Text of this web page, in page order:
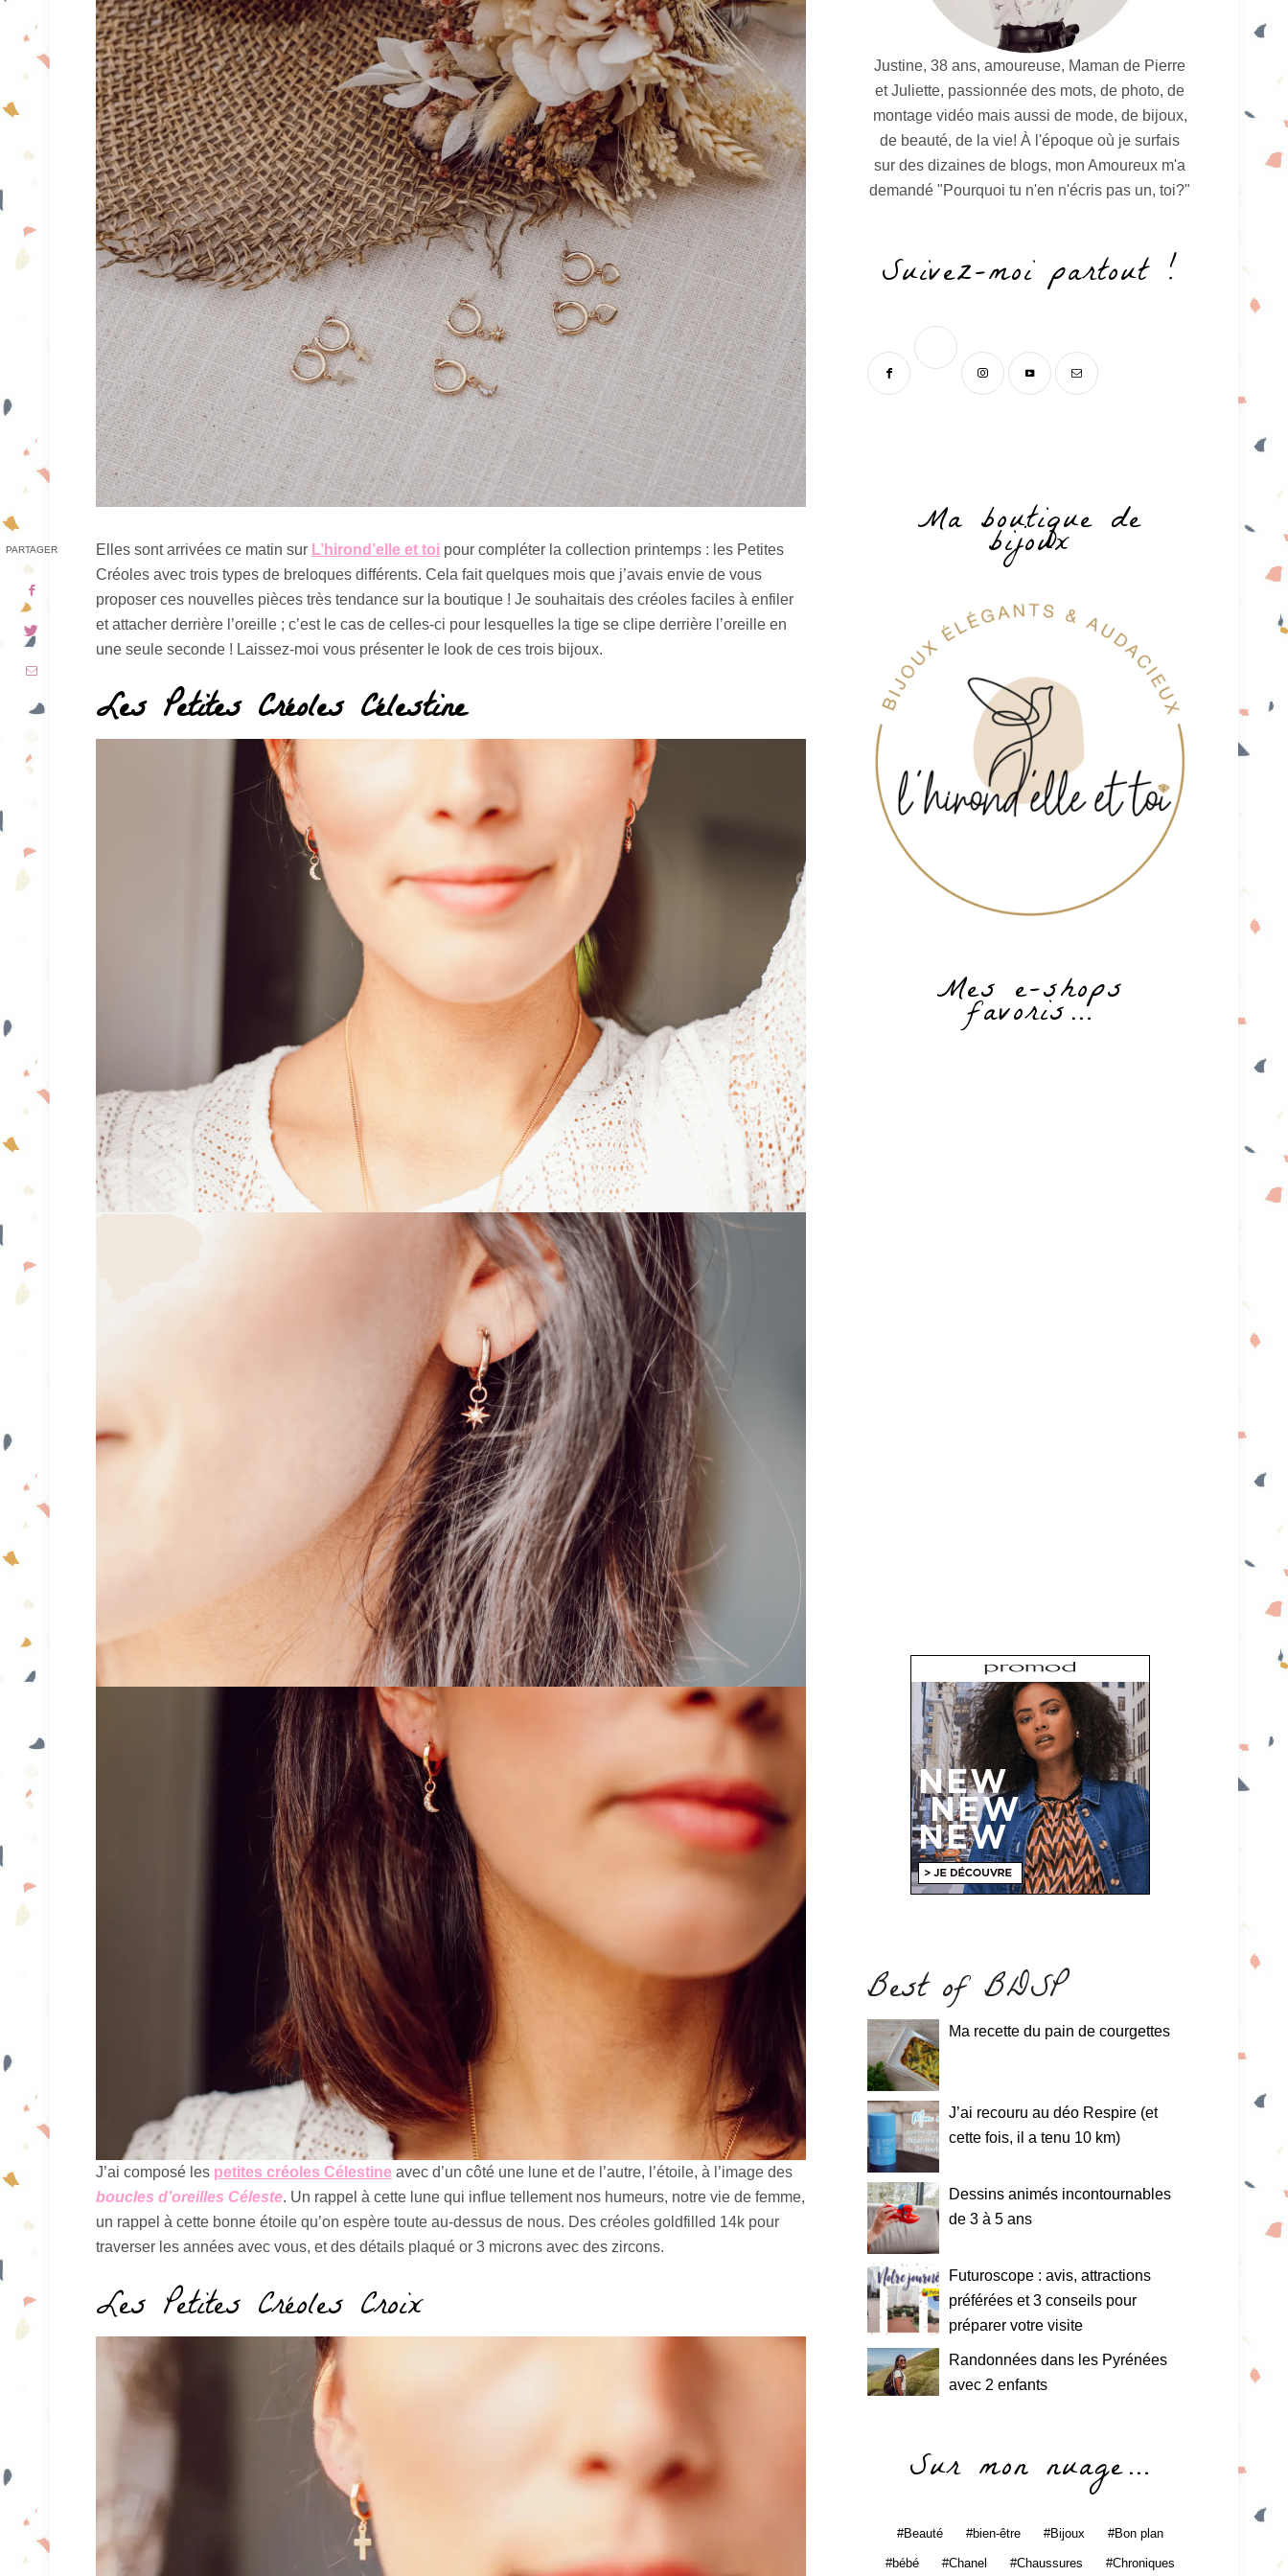
Elles sont arrivées ce matin sur L’hirond’elle et toi pour compléter la collection printemps : les Petites
Créoles avec trois types de breloques différents. Cela fait quelques mois que j’avais envie de vous
proposer ces nouvelles pièces très tendance sur la boutique ! Je souhaitais des créoles faciles à enfiler
et attacher derrière l’oreille ; c’est le cas de celles-ci pour lesquelles la tige se clipe derrière l’oreille en
une seule seconde ! Laissez-moi vous présenter le look de ces trois bijoux.
Les Petites Créoles Célestine
J’ai composé les petites créoles Célestine avec d’un côté une lune et de l’autre, l’étoile, à l’image des
boucles d’oreilles Céleste. Un rappel à cette lune qui influe tellement nos humeurs, notre vie de femme,
un rappel à cette bonne étoile qu’on espère toute au-dessus de nous. Des créoles goldfilled 14k pour
traverser les années avec vous, et des détails plaqué or 3 microns avec des zircons.
Les Petites Créoles Croix
PARTAGER
Justine, 38 ans, amoureuse, Maman de Pierre
et Juliette, passionnée des mots, de photo, de
montage vidéo mais aussi de mode, de bijoux,
de beauté, de la vie! À l'époque où je surfais
sur des dizaines de blogs, mon Amoureux m'a
demandé "Pourquoi tu n'en n'écris pas un, toi?"
Suivez-moi partout !
Ma boutique de
bijoux
Mes e-shops
favoris…
Best of BDSP
Ma recette du pain de courgettes
J’ai recouru au déo Respire (et
cette fois, il a tenu 10 km)
Dessins animés incontournables
de 3 à 5 ans
Futuroscope : avis, attractions
préférées et 3 conseils pour
préparer votre visite
Randonnées dans les Pyrénées
avec 2 enfants
Sur mon nuage…
Beauté bien-être Bijoux Bon plan
bébé Chanel Chaussures Chroniques